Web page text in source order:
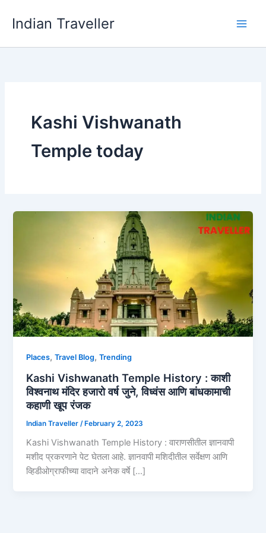
Indian Traveller
Kashi Vishwanath
Temple today
Places,Travel Blog,Trending
Kashi Vishwanath Temple History : काशी
विश्वनाथ मंदिर हजारो वर्ष जुने, विध्वंस आणि बांधकामाची
कहाणी खूप रंजक
Indian Traveller /February 2, 2023
Kashi Vishwanath Temple History : वाराणसीतील ज्ञानवापी
मशीद प्रकरणाने पेट घेतला आहे. ज्ञानवापी मशिदीतील सर्वेक्षण आणि
व्हिडीओग्राफीच्या वादाने अनेक वर्षे […]